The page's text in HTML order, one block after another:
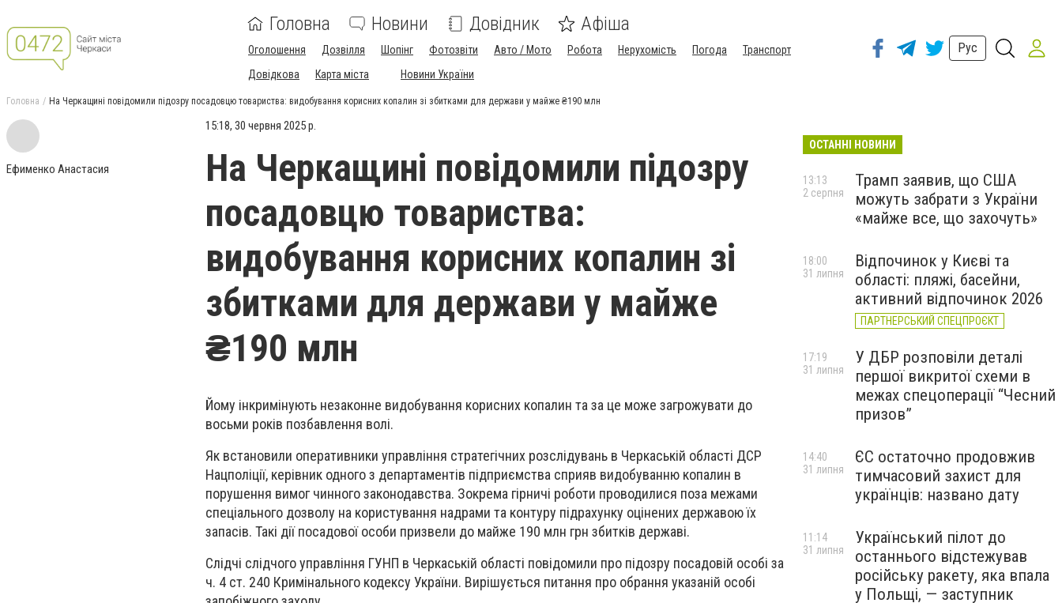
Головна Новини Довідник Афіша
Оголошення Дозвілля Шопінг Фотозвіти Авто / Мото Робота Нерухомість Погода
Транспорт
Довідкова
Карта міста Новини України
Рус
Головна На Черкащині повідомили підозру посадовцю товариства: видобування корисних копалин зі збитками для держави у майже ₴190 млн
Ефименко Анастасия
15:18, 30 червня 2025 р.
На Черкащині повідомили підозру
посадовцю товариства:
видобування корисних копалин зі
збитками для держави у майже
₴190 млн
Йому інкримінують незаконне видобування корисних копалин та за це може загрожувати до
восьми років позбавлення волі.
Як встановили оперативники управління стратегічних розслідувань в Черкаській області ДСР
Нацполіції, керівник одного з департаментів підприємства сприяв видобуванню копалин в
порушення вимог чинного законодавства. Зокрема гірничі роботи проводилися поза межами
спеціального дозволу на користування надрами та контуру підрахунку оцінених державою їх
запасів. Такі дії посадової особи призвели до майже 190 млн грн збитків державі.
Слідчі слідчого управління ГУНП в Черкаській області повідомили про підозру посадовій особі за
ч. 4 ст. 240 Кримінального кодексу України. Вирішується питання про обрання указаній особі
ОСТАННІ НОВИНИ
Трамп заявив, що США
можуть забрати з України
«майже все, що захочуть»
13:13
2 серпня
Відпочинок у Києві та
області: пляжі, басейни,
активний відпочинок 2026
ПАРТНЕРСЬКИЙ СПЕЦПРОЄКТ
18:00
31 липня
У ДБР розповіли деталі
першої викритої схеми в
межах спецоперації “Чесний
призов”
17:19
31 липня
ЄС остаточно продовжив
тимчасовий захист для
українців: названо дату
14:40
31 липня
Український пілот до
останнього відстежував
російську ракету, яка впала
у Польщі, — заступник
11:14
31 липня